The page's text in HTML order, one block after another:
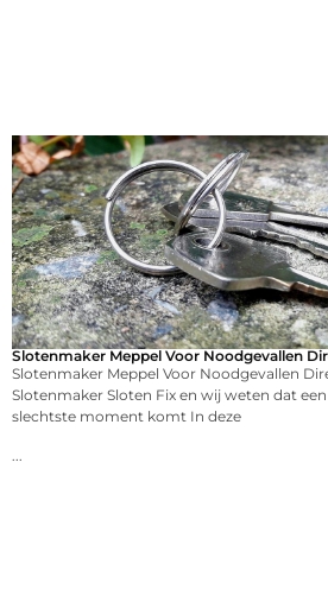
Slotenmaker Meppel Voor Noodgevallen
Slotenmaker Meppel Voor Noodgevallen
Slotenmaker Sloten Fix en wij weten dat
slechtste moment komt In deze